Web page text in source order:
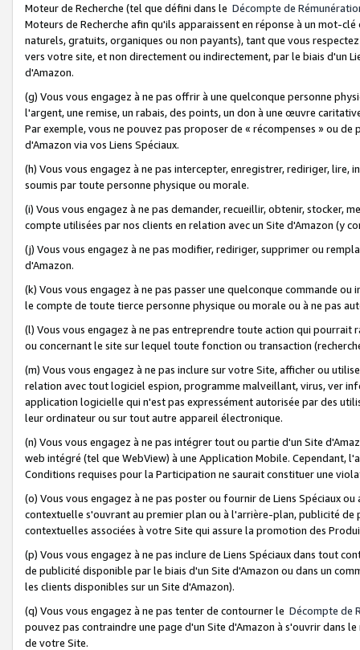
Moteur de Recherche (tel que défini dans le Décompte de
Moteurs de Recherche afin qu'ils apparaissent en réponse à un mot-
naturels, gratuits, organiques ou non payants), tant que vous
vers votre site, et non directement ou indirectement, par le biais d'un
d'Amazon.
(g) Vous vous engagez à ne pas offrir à une quelconque personne
l'argent, une remise, un rabais, des points, un don à une œuvre
Par exemple, vous ne pouvez pas proposer de « récompenses » ou
d'Amazon via vos Liens Spéciaux.
(h) Vous vous engagez à ne pas intercepter, enregistrer, rediriger,
soumis par toute personne physique ou morale.
(i) Vous vous engagez à ne pas demander, recueillir, obtenir, stocker,
compte utilisées par nos clients en relation avec un Site d'Amazon (y
(j) Vous vous engagez à ne pas modifier, rediriger, supprimer ou
d'Amazon.
(k) Vous vous engagez à ne pas passer une quelconque commande
le compte de toute tierce personne physique ou morale ou à ne pas
(l) Vous vous engagez à ne pas entreprendre toute action qui
ou concernant le site sur lequel toute fonction ou transaction
(m) Vous vous engagez à ne pas inclure sur votre Site, afficher ou
relation avec tout logiciel espion, programme malveillant, virus, ver
application logicielle qui n'est pas expressément autorisée par des
leur ordinateur ou sur tout autre appareil électronique.
(n) Vous vous engagez à ne pas intégrer tout ou partie d'un Site
web intégré (tel que WebView) à une Application Mobile. Cependant,
Conditions requises pour la Participation ne saurait constituer une
(o) Vous vous engagez à ne pas poster ou fournir de Liens Spéciaux
contextuelle s'ouvrant au premier plan ou à l'arrière-plan, publicité
contextuelles associées à votre Site qui assure la promotion des
(p) Vous vous engagez à ne pas inclure de Liens Spéciaux dans tout
de publicité disponible par le biais d'un Site d'Amazon ou dans un
les clients disponibles sur un Site d'Amazon).
(q) Vous vous engagez à ne pas tenter de contourner le Décompte de
pouvez pas contraindre une page d'un Site d'Amazon à s'ouvrir dans
de votre Site.